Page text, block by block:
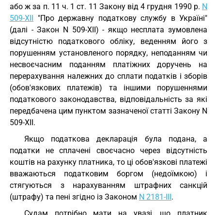
або ж за п. 11 ч. 1 ст. 11 Закону від 4 грудня 1990 р. N
509-XII "Про державну податкову службу в Україні"
(далі - Закон N 509-XII) - якщо несплата зумовлена
відсутністю податкового обліку, веденням його з
порушенням установленого порядку, неподанням чи
несвоєчасним поданням платіжних доручень на
перерахування належних до сплати податків і зборів
(обов'язкових платежів) та іншими порушеннями
податкового законодавства, відповідальність за які
передбачена цим пунктом зазначеної статті Закону N
509-XII.
Якщо податкова декларація була подана, а
податки не сплачені своєчасно через відсутність
коштів на рахунку платника, то ці обов'язкові платежі
вважаються податковим боргом (недоїмкою) і
стягуються з нарахуванням штрафних санкцій
(штрафу) та пені згідно із Законом N 2181-III.